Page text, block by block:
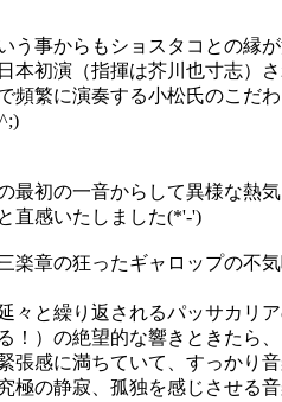
う事からもショスタコとの縁が
本初演（指揮は芥川也寸志）
頻繁に演奏する小松氏のこだ
最初の一音からして異様な熱
直感いたしました(*'-')
楽章の狂ったギャロップの不気
々と繰り返されるパッサカリ
！）の絶望的な響きときたら、
張感に満ちていて、すっかり
極の静寂、孤独を感じさせる音